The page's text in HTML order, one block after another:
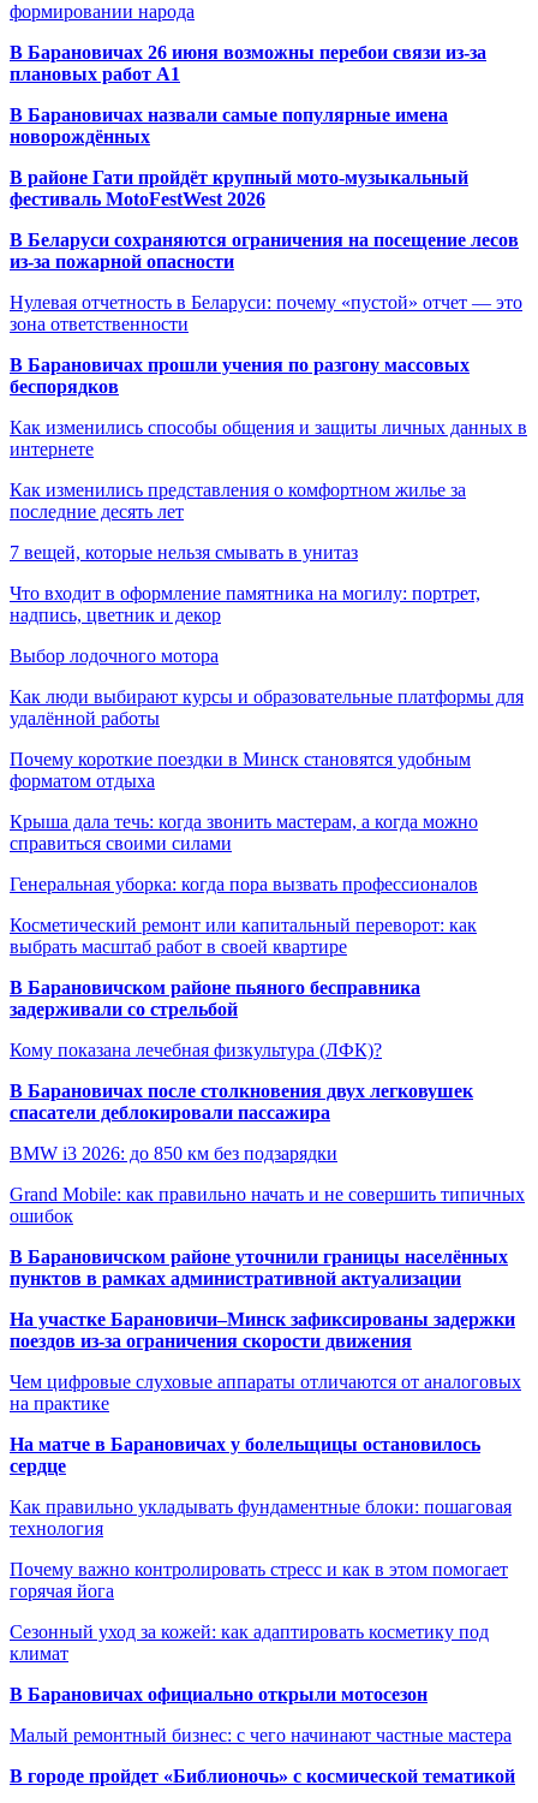
формировании народа
В Барановичах 26 июня возможны перебои связи из-за
плановых работ A1
В Барановичах назвали самые популярные имена
новорождённых
В районе Гати пройдёт крупный мото-музыкальный
фестиваль MotoFestWest 2026
В Беларуси сохраняются ограничения на посещение лесов
из-за пожарной опасности
Нулевая отчетность в Беларуси: почему «пустой» отчет — это
зона ответственности
В Барановичах прошли учения по разгону массовых
беспорядков
Как изменились способы общения и защиты личных данных в
интернете
Как изменились представления о комфортном жилье за
последние десять лет
7 вещей, которые нельзя смывать в унитаз
Что входит в оформление памятника на могилу: портрет,
надпись, цветник и декор
Выбор лодочного мотора
Как люди выбирают курсы и образовательные платформы для
удалённой работы
Почему короткие поездки в Минск становятся удобным
форматом отдыха
Крыша дала течь: когда звонить мастерам, а когда можно
справиться своими силами
Генеральная уборка: когда пора вызвать профессионалов
Косметический ремонт или капитальный переворот: как
выбрать масштаб работ в своей квартире
В Барановичском районе пьяного бесправника
задерживали со стрельбой
Кому показана лечебная физкультура (ЛФК)?
В Барановичах после столкновения двух легковушек
спасатели деблокировали пассажира
BMW i3 2026: до 850 км без подзарядки
Grand Mobile: как правильно начать и не совершить типичных
ошибок
В Барановичском районе уточнили границы населённых
пунктов в рамках административной актуализации
На участке Барановичи–Минск зафиксированы задержки
поездов из-за ограничения скорости движения
Чем цифровые слуховые аппараты отличаются от аналоговых
на практике
На матче в Барановичах у болельщицы остановилось
сердце
Как правильно укладывать фундаментные блоки: пошаговая
технология
Почему важно контролировать стресс и как в этом помогает
горячая йога
Сезонный уход за кожей: как адаптировать косметику под
климат
В Барановичах официально открыли мотосезон
Малый ремонтный бизнес: с чего начинают частные мастера
В городе пройдет «Библионочь» с космической тематикой